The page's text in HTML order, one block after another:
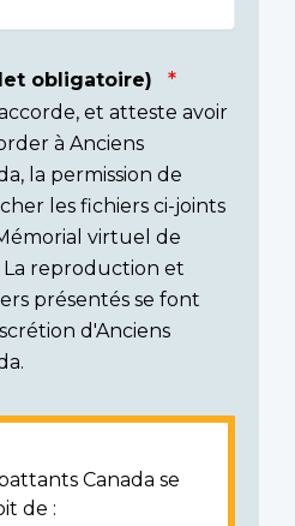
obligatoire)
et atteste avoir
à Anciens
la permission de
les fichiers ci-joints
virtuel de
reproduction et
présentés se font
d'Anciens
Canada se
de :